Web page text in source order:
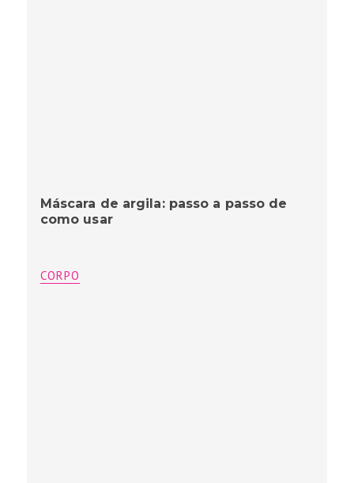
Máscara de argila: passo a passo de
como usar
CORPO